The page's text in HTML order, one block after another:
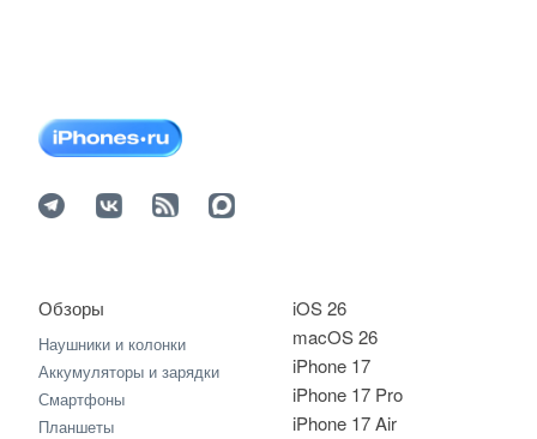
iOS 26
macOS 26
iPhone 17
iPhone 17 Pro
iPhone 17 Air
Обзоры
Наушники и колонки
Аккумуляторы и зарядки
Смартфоны
Планшеты